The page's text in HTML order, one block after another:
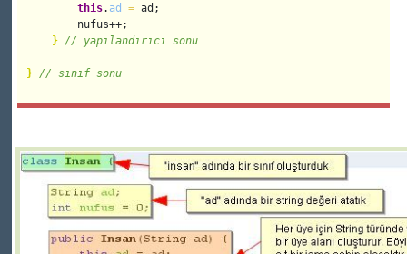
this. ad = ad;
        nufus++;
} // yapılandırıcı sonu
} // sınıf sonu